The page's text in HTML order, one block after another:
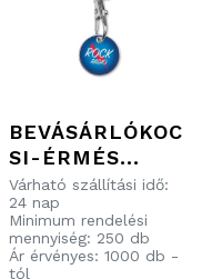
BEVÁSÁRLÓKOC
SI-ÉRMÉS
KULCSTARTÓ A
KEMÉNY
ZOMÁNCOZOTT
FELÜLETEN 4
Várható szállítási idő:
24 nap
Minimum rendelési
mennyiség: 250 db
Ár érvényes: 1000 db -
tól